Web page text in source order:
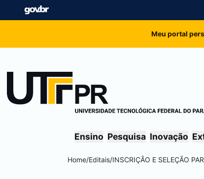
Meu portal
Ensino Pesquisa Inovação
Home/Editais/INSCRIÇÃO E SELEÇÃO